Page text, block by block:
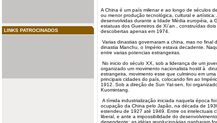
LINKS PATROCINADOS
A China é um país milenar e ao longo de séculos
ou menor produção tecnológica, cultural e
desenvolvidas durante a Idade Média européia, a
estatuas dos Guerreiros de Xi`an , construídas
descobertas apenas em 1974.
Varias dinastias governaram a china, mas no final
dinastia Manchu , o Império estava decadente.
entre varias potencias estrangeiras.
No inicio do século XX, sob a liderança de um
organizado um movimento nacionalista hostil à
estrangeira, movimento esse que culminou em
principais cidades do país, colocando fim ao
1912. Sob a direção de Sun Yat-sen, foi
Kuomintang.
A tímida industrialização iniciada naquela época
ocupação da China pelo Japão, na década de
estendeu de 1927 até 1949. Entre os intelectuais
liberal, e ante a impossibilidade do
dependente; as idéias revolucionárias ganharam